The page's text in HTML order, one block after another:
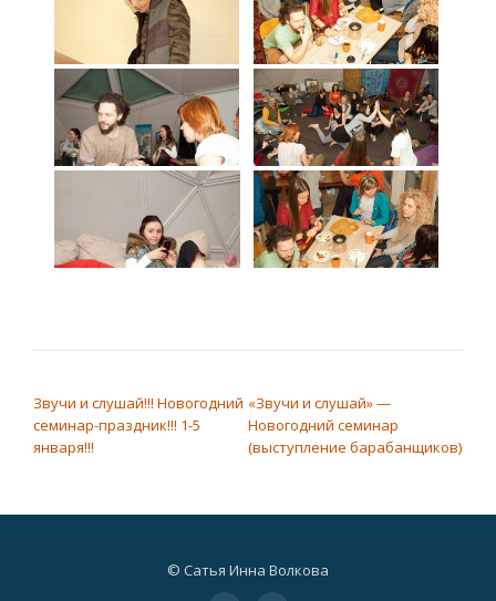
Звучи и слушай!!! Новогодний
семинар-праздник!!! 1-5
января!!!
«Звучи и слушай» —
Новогодний семинар
(выступление барабанщиков)
© Сатья Инна Волкова